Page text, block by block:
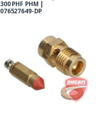
300 PHF PHM |
076527649-DP